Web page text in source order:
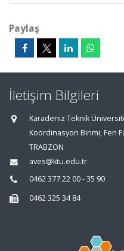
Paylaş
İletişim Bilgileri
Karadeniz Teknik
Koordinasyon Birimi, Fen
TRABZON
aves@ktu.edu.tr
0462 377 22 00 - 35 90
0462 325 34 84